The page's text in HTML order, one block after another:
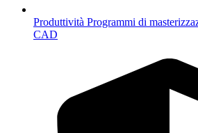
Produttività Programmi di
CAD